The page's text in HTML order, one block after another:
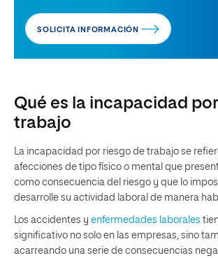
SOLICITA INFORMACIÓN
Qué es la incapacidad
trabajo
La incapacidad por riesgo de trabajo se
afecciones de tipo físico o mental que
como consecuencia del riesgo y que lo
desarrolle su actividad laboral de manera
Los accidentes y enfermedades laborales
significativo no solo en las empresas, sino
acarreando una serie de consecuencias